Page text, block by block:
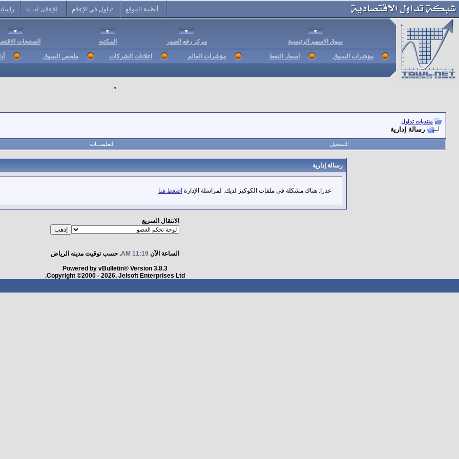
أنظمة الموقع تداول في الإعلام للإعلان لديـنا
سوق الاسهم الرئيسية مركز رفع الصور المكتبه الصفحات
مؤشرات السوق اسعار النفط مؤشرات العالم اعلانات الشركات ملخص السوق
منتديات تداول
رسالة إدارية
التسجيل التعليمـــات
رسالة إدارية
عذرا. هناك مشكلة فى ملفات الكوكيز لديك. لمراسلة الإدارة اضغط هنا
الانتقال السريع
الساعة الآن11:19 AM . حسب توقيت مدينه الرياض
Powered by vBulletin® Version 3.8.3
Copyright ©2000 - 2026, Jelsoft Enterprises Ltd.